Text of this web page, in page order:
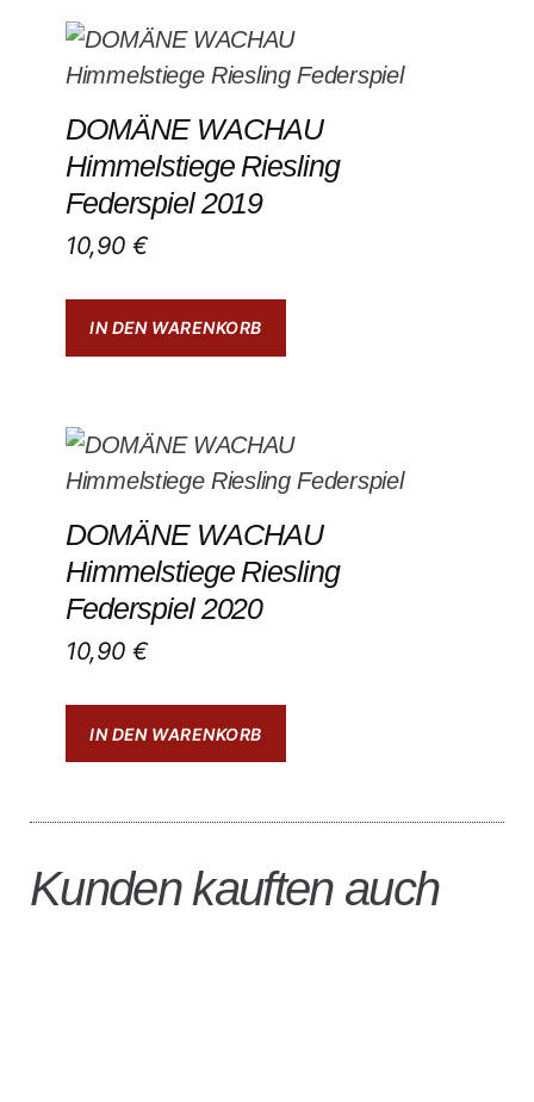
DOMÄNE WACHAU
Himmelstiege Riesling
Federspiel 2019
10,90€
IN DEN WARENKORB
DOMÄNE WACHAU
Himmelstiege Riesling
Federspiel 2020
10,90€
IN DEN WARENKORB
Kunden kauften auch